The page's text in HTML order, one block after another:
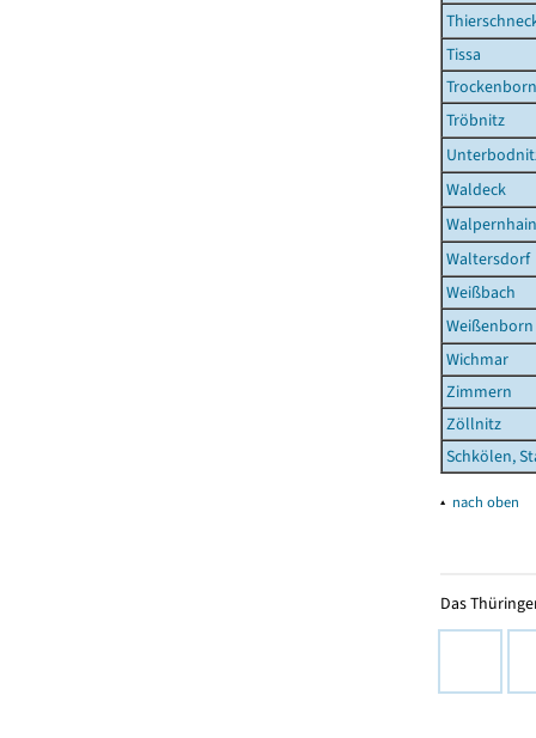
Tissa
Tröbnitz
Waldeck
Walpernhain
Waltersdorf
Weißbach
Weißenborn
Wichmar
Zimmern
Zöllnitz
Schkölen,
▴ nach oben
Das